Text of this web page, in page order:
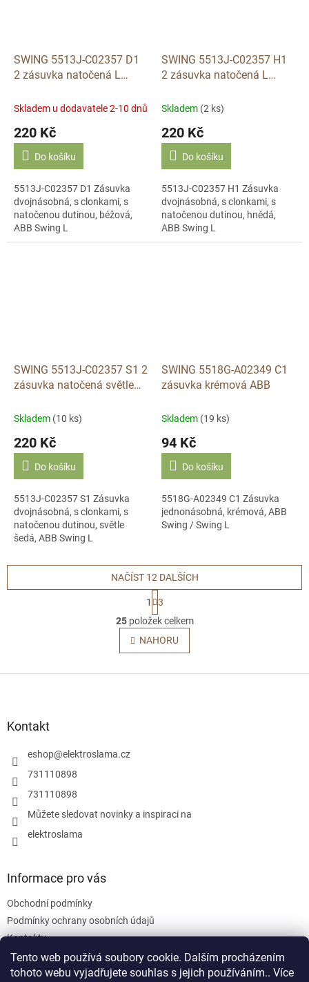
Tento web používá soubory cookie. Dalším procházením
tohoto webu vyjadřujete souhlas s jejich používáním.. Více
SWING 5513J-C02357 D1
2 zásuvka natočená L
Skladem u dodavatele 2-10 dnů
220 Kč
Do košíku
5513J-C02357 D1 Zásuvka
dvojnásobná, s clonkami, s
natočenou dutinou, béžová,
ABB Swing L
SWING 5513J-C02357 H1
2 zásuvka natočená L
Skladem (2 ks)
220 Kč
Do košíku
5513J-C02357 H1 Zásuvka
dvojnásobná, s clonkami, s
natočenou dutinou, hnědá,
ABB Swing L
SWING 5513J-C02357 S1 2
zásuvka natočená světle
Skladem (10 ks)
220 Kč
Do košíku
5513J-C02357 S1 Zásuvka
dvojnásobná, s clonkami, s
natočenou dutinou, světle
šedá, ABB Swing L
SWING 5518G-A02349 C1
zásuvka krémová ABB
Skladem (19 ks)
94 Kč
Do košíku
5518G-A02349 C1 Zásuvka
jednonásobná, krémová, ABB
Swing / Swing L
O
v
l
á
p
NAČÍST 12 DALŠÍCH
t
r
á
n
k
v
1
3
25položek celkem
NAHORU
Kontakt
eshop@elektroslama.cz
731110898
731110898
Můžete sledovat novinky a inspiraci na
elektroslama
Informace pro vás
Obchodní podmínky
Podmínky ochrany osobních údajů
Kontakty